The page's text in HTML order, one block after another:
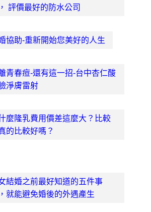
評價最好的防水公司
協助-重新開始您美好的人生
青春痘-還有這一招-台中杏仁酸
淨膚雷射
麼隆乳費用價差這麼大？比較
的比較好嗎？
結婚之前最好知道的五件事
就能避免婚後的外遇產生